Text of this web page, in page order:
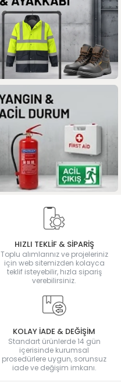
HIZLI TEKLİF & SİPARİŞ
Toplu alımlarınız ve projeleriniz
için web sitemizden kolayca
teklif isteyebilir, hızla sipariş
verebilirsiniz.
KOLAY İADE & DEĞİŞİM
Standart ürünlerde 14 gün
içerisinde kurumsal
prosedürlere uygun, sorunsuz
iade ve değişim imkanı.